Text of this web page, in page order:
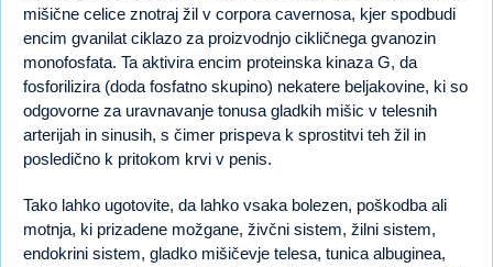
mišične celice znotraj žil v corpora cavernosa, kjer spodbudi
encim gvanilat ciklazo za proizvodnjo cikličnega gvanozin
monofosfata. Ta aktivira encim proteinska kinaza G, da
fosforilizira (doda fosfatno skupino) nekatere beljakovine, ki so
odgovorne za uravnavanje tonusa gladkih mišic v telesnih
arterijah in sinusih, s čimer prispeva k sprostitvi teh žil in
posledično k pritokom krvi v penis.
Tako lahko ugotovite, da lahko vsaka bolezen, poškodba ali
motnja, ki prizadene možgane, živčni sistem, žilni sistem,
endokrini sistem, gladko mišičevje telesa, tunica albuginea,